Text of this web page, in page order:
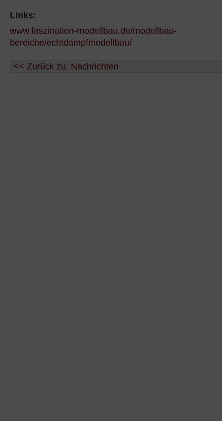
Links:
www.faszination-modellbau.de/modellbau-
bereiche/echtdampfmodellbau/
<< Zurück zu: Nachrichten